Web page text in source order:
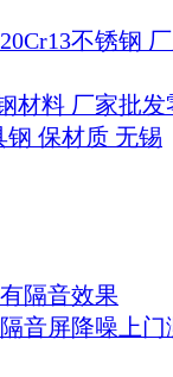
不锈钢
材料 厂家批发
钢 保材质 无锡
隔音效果
音屏降噪上门